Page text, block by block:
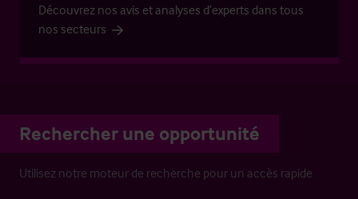
Découvrez nos avis et analyses d’experts dans tous
nos secteurs
Rechercher une opportunité
Utilisez notre moteur de recherche pour un accès rapide